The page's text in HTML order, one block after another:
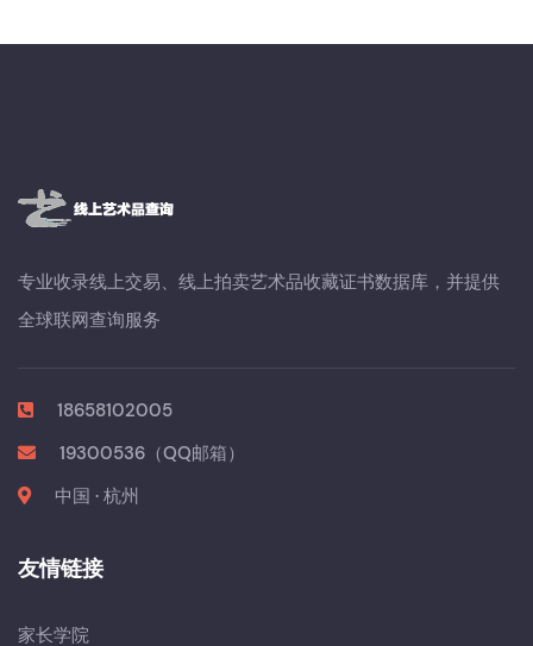
专业收录线上交易、线上拍卖艺术品收藏证书数据库，并提供
全球联网查询服务
18658102005
19300536（QQ邮箱）
中国 · 杭州
友情链接
家长学院